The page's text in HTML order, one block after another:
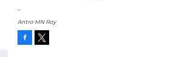
-
Antro MN Roy